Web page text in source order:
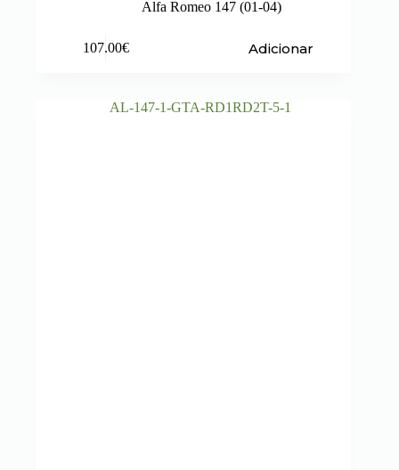
Alfa Romeo 147 (01-04)
107.00€ Adicionar